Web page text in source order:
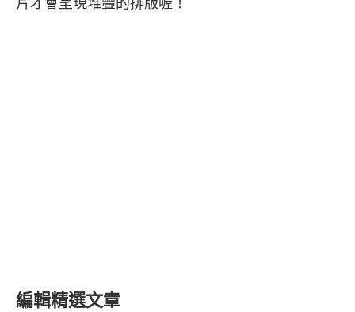
片才會呈現堆疊的排版喔！
編輯精選文章